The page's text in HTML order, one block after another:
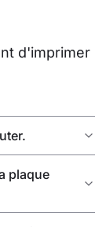
d'imprimer
plaque